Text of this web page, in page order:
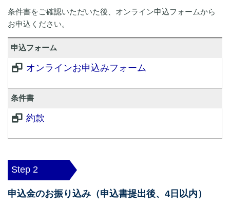
条件書をご確認いただいた後、オンライン申込フォームから
お申込ください。
申込フォーム
オンラインお申込みフォーム
条件書
約款
Step 2
申込金のお振り込み（申込書提出後、4日以内）